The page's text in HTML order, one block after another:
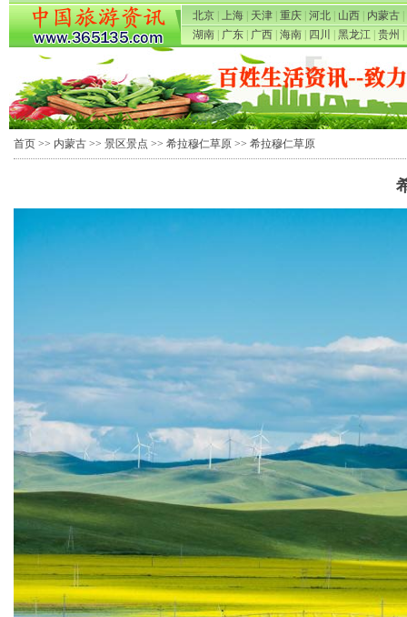
北京 上海 天津 重庆 河北 山西 内蒙古
湖南
广东 广西 海南 四川 黑龙江 贵州
首页 >> 内蒙古 >> 景区景点 >> 希拉穆仁草原 >> 希拉穆仁草原